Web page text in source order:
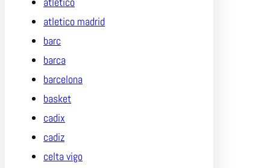
atletico madrid
barc
barca
barcelona
basket
cadix
cadiz
celta vigo